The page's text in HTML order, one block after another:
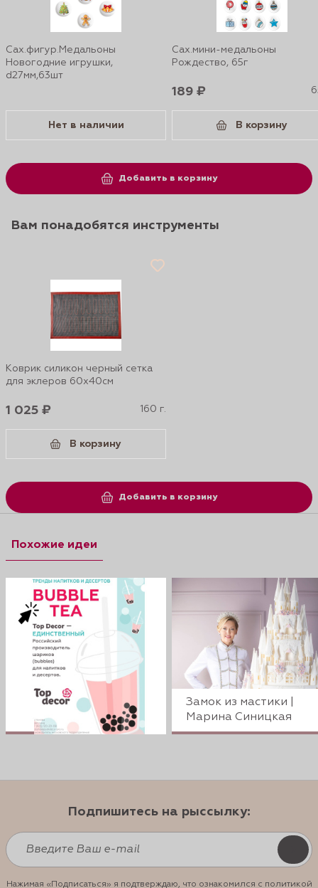
Сах.фигур.Медальоны
Новогодние игрушки,
d27мм,63шт
Нет в наличии
Сах.мини-медальоны
Рождество, 65г
189 ₽
В корзину
Добавить в корзину
Вам понадобятся инструменты
Коврик силикон черный сетка
для эклеров 60х40см
1 025 ₽ 160 г.
В корзину
Добавить в корзину
Похожие идеи
Замок из мастики |
Марина Синицкая
Подпишитесь на рыссылку:
Нажимая «Подписаться» я подтверждаю, что ознакомился с политикой